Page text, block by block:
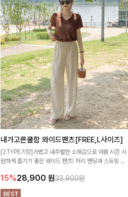
내가고른쿨함 와이드팬츠[FREE,L사이즈]
[2TYPE기장]가볍고 내추럴한 소재감으로 여름 시즌 시
원하게 즐기기 좋은 와이드 팬츠! 허리 밴딩과 스트링 디
이드핏이 군살을 자연스럽게 커버해준답니다:)
15%28,900 원33,900원